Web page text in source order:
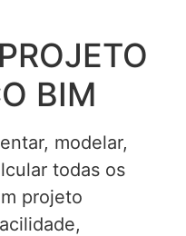
BIM
modelar,
todas os
projeto